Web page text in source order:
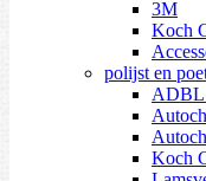
3M
Koch
polijst en
ADBL
Koch